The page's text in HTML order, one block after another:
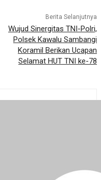
Berita Selanjutnya
Wujud Sinergitas TNI-Polri,
Polsek Kawalu Sambangi
Koramil Berikan Ucapan
Selamat HUT TNI ke-78